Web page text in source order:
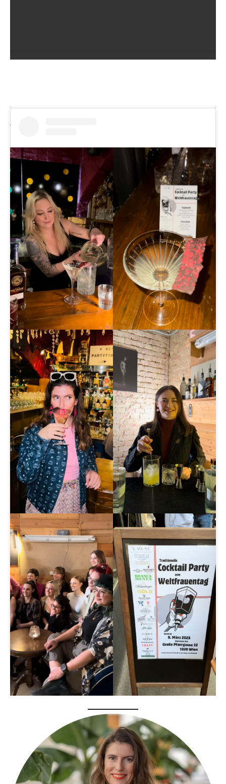
Sieh dir diesen Beitrag auf Instagram an
EIN BEITRAG GETEILT VON ANDREA BEATRICE LAUTMANN | GASTRO INSIDER VIENNA (@GASTROINSIDERVIENNA)
Sieh dir diesen Beitrag auf Instagram an
Weltbarfrauentag! 💃🏽💁‍♀️🙋🏾‍♀️